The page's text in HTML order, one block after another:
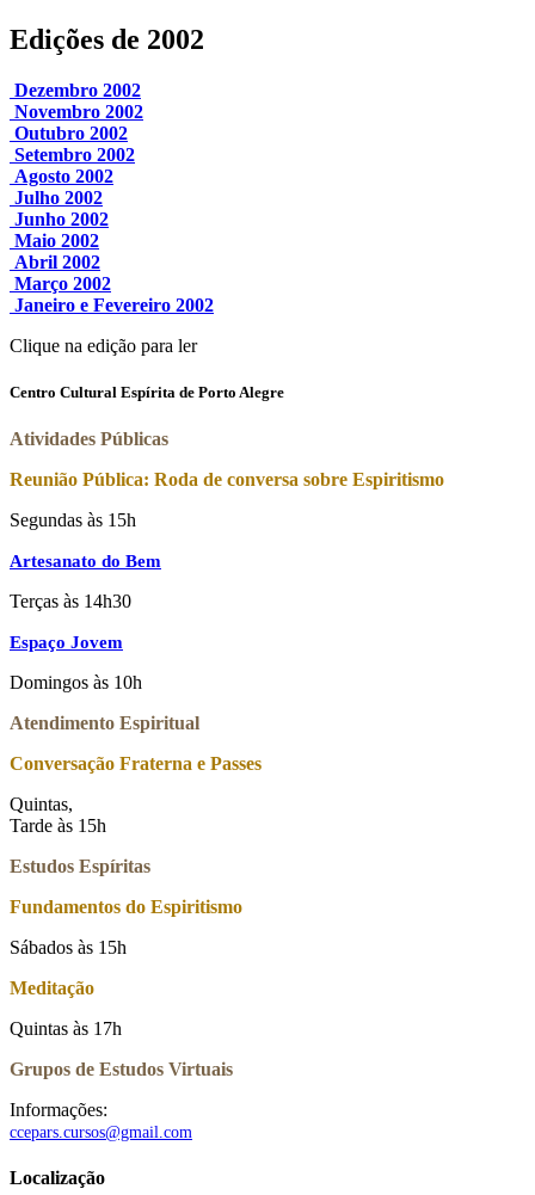
Edições de 2002
Dezembro 2002
Novembro 2002
Outubro 2002
Setembro 2002
Agosto 2002
Julho 2002
Junho 2002
Maio 2002
Abril 2002
Março 2002
Janeiro e Fevereiro 2002
Clique na edição para ler
Centro Cultural Espírita de Porto Alegre
Atividades Públicas
Reunião Pública: Roda de conversa sobre Espiritismo
Segundas às 15h
Artesanato do Bem
Terças às 14h30
Espaço Jovem
Domingos às 10h
Atendimento Espiritual
Conversação Fraterna e Passes
Quintas,
Tarde às 15h
Estudos Espíritas
Fundamentos do Espiritismo
Sábados às 15h
Meditação
Quintas às 17h
Grupos de Estudos Virtuais
Informações:
ccepars.cursos@gmail.com
Localização